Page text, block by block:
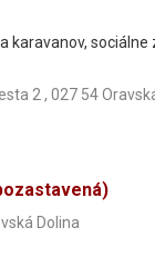
karavanov,
2 , 027 54
Dolina